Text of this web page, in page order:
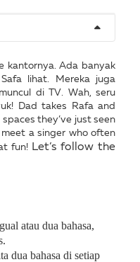
kantornya. Ada banyak
lihat. Mereka juga
di TV. Wah, seru
Dad takes Rafa and
they’ve just seen
a singer who often
fun! Let’s follow the
atau dua bahasa,
dua bahasa di setiap